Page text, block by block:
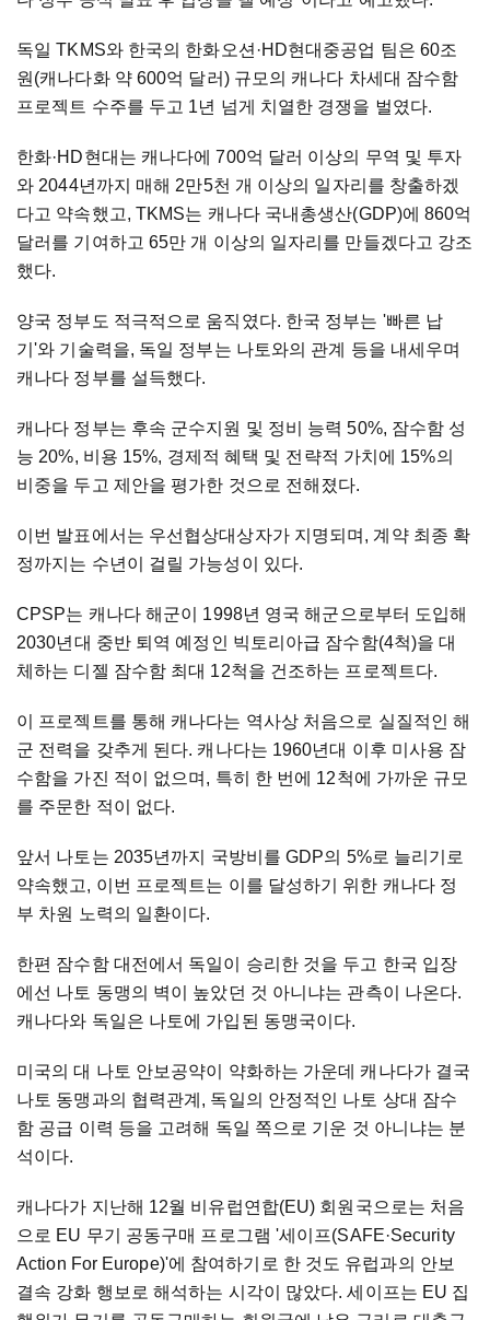
독일 TKMS와 한국의 한화오션·HD현대중공업 팀은 60조
원(캐나다화 약 600억 달러) 규모의 캐나다 차세대 잠수함
프로젝트 수주를 두고 1년 넘게 치열한 경쟁을 벌였다.
한화·HD현대는 캐나다에 700억 달러 이상의 무역 및 투자
와 2044년까지 매해 2만5천 개 이상의 일자리를 창출하겠
다고 약속했고, TKMS는 캐나다 국내총생산(GDP)에 860억
달러를 기여하고 65만 개 이상의 일자리를 만들겠다고 강조
했다.
양국 정부도 적극적으로 움직였다. 한국 정부는 '빠른 납
기'와 기술력을, 독일 정부는 나토와의 관계 등을 내세우며
캐나다 정부를 설득했다.
캐나다 정부는 후속 군수지원 및 정비 능력 50%, 잠수함 성
능 20%, 비용 15%, 경제적 혜택 및 전략적 가치에 15%의
비중을 두고 제안을 평가한 것으로 전해졌다.
이번 발표에서는 우선협상대상자가 지명되며, 계약 최종 확
정까지는 수년이 걸릴 가능성이 있다.
CPSP는 캐나다 해군이 1998년 영국 해군으로부터 도입해
2030년대 중반 퇴역 예정인 빅토리아급 잠수함(4척)을 대
체하는 디젤 잠수함 최대 12척을 건조하는 프로젝트다.
이 프로젝트를 통해 캐나다는 역사상 처음으로 실질적인 해
군 전력을 갖추게 된다. 캐나다는 1960년대 이후 미사용 잠
수함을 가진 적이 없으며, 특히 한 번에 12척에 가까운 규모
를 주문한 적이 없다.
앞서 나토는 2035년까지 국방비를 GDP의 5%로 늘리기로
약속했고, 이번 프로젝트는 이를 달성하기 위한 캐나다 정
부 차원 노력의 일환이다.
한편 잠수함 대전에서 독일이 승리한 것을 두고 한국 입장
에선 나토 동맹의 벽이 높았던 것 아니냐는 관측이 나온다.
캐나다와 독일은 나토에 가입된 동맹국이다.
미국의 대 나토 안보공약이 약화하는 가운데 캐나다가 결국
나토 동맹과의 협력관계, 독일의 안정적인 나토 상대 잠수
함 공급 이력 등을 고려해 독일 쪽으로 기운 것 아니냐는 분
석이다.
캐나다가 지난해 12월 비유럽연합(EU) 회원국으로는 처음
으로 EU 무기 공동구매 프로그램 '세이프(SAFE·Security
Action For Europe)'에 참여하기로 한 것도 유럽과의 안보
결속 강화 행보로 해석하는 시각이 많았다. 세이프는 EU 집